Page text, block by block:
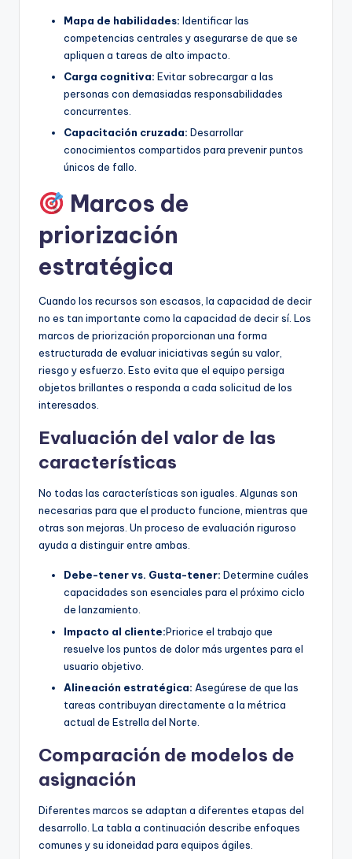
Mapa de habilidades: Identificar las
competencias centrales y asegurarse de que se
apliquen a tareas de alto impacto.
Carga cognitiva: Evitar sobrecargar a las
personas con demasiadas responsabilidades
concurrentes.
Capacitación cruzada: Desarrollar
conocimientos compartidos para prevenir puntos
únicos de fallo.
Marcos de
priorización
estratégica
Cuando los recursos son escasos, la capacidad de decir
no es tan importante como la capacidad de decir sí. Los
marcos de priorización proporcionan una forma
estructurada de evaluar iniciativas según su valor,
riesgo y esfuerzo. Esto evita que el equipo persiga
objetos brillantes o responda a cada solicitud de los
interesados.
Evaluación del valor de las
características
No todas las características son iguales. Algunas son
necesarias para que el producto funcione, mientras que
otras son mejoras. Un proceso de evaluación riguroso
ayuda a distinguir entre ambas.
Debe-tener vs. Gusta-tener: Determine cuáles
capacidades son esenciales para el próximo ciclo
de lanzamiento.
Impacto al cliente:Priorice el trabajo que
resuelve los puntos de dolor más urgentes para el
usuario objetivo.
Alineación estratégica: Asegúrese de que las
tareas contribuyan directamente a la métrica
actual de Estrella del Norte.
Comparación de modelos de
asignación
Diferentes marcos se adaptan a diferentes etapas del
desarrollo. La tabla a continuación describe enfoques
comunes y su idoneidad para equipos ágiles.